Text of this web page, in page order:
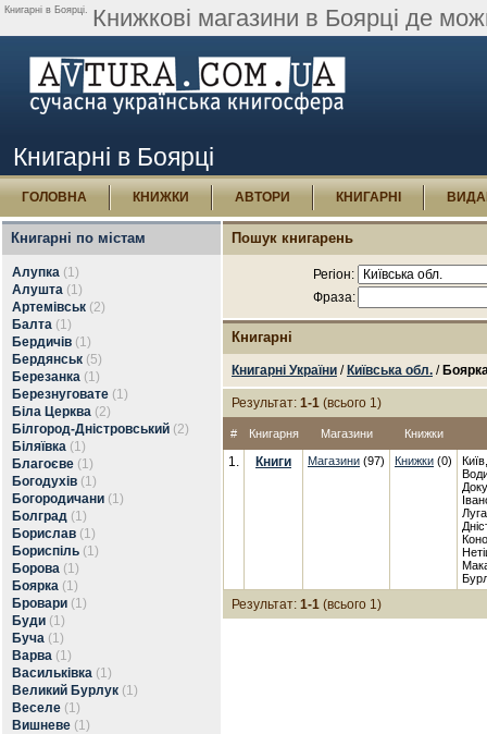
Книгарні в Боярці. Книжкові магазини в Боярці де
Книгарні в Боярці
ГОЛОВНА КНИЖКИ АВТОРИ КНИГАРНІ
Книгарні по містам
Алупка (1)
Алушта (1)
Артемівськ (2)
Балта (1)
Бердичів (1)
Бердянськ (5)
Березанка (1)
Березнуговате (1)
Біла Церква (2)
Білгород-Дністровський (2)
Біляївка (1)
Благоєве (1)
Богодухів (1)
Богородичани (1)
Болград (1)
Борислав (1)
Бориспіль (1)
Борова (1)
Боярка (1)
Бровари (1)
Буди (1)
Буча (1)
Варва (1)
Васильківка (1)
Великий Бурлук (1)
Веселе (1)
Вишневе (1)
Пошук книгарень
Регіон:
Фраза:
Книгарні
Книгарні України / Київська обл. /
Результат: 1-1 (всього 1)
# Книгарня Магазини Книжки
1. Книги Магазини (97) Книжки (0)
Результат: 1-1 (всього 1)